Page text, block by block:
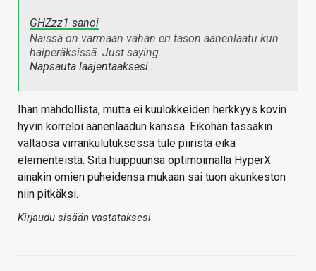
GHZzz1 sanoi
Näissä on varmaan vähän eri tason äänenlaatu kun
haiperäksissä. Just saying..
Napsauta laajentaaksesi…
Ihan mahdollista, mutta ei kuulokkeiden herkkyys kovin
hyvin korreloi äänenlaadun kanssa. Eiköhän tässäkin
valtaosa virrankulutuksessa tule piiristä eikä
elementeistä. Sitä huippuunsa optimoimalla HyperX
ainakin omien puheidensa mukaan sai tuon akunkeston
niin pitkäksi.
Kirjaudu sisään vastataksesi